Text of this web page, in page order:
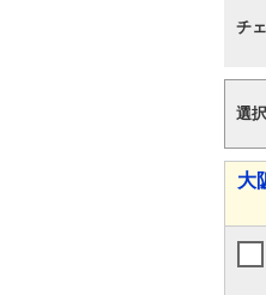
チ
選択
大